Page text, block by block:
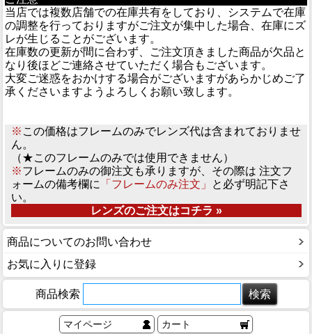
当店では複数店舗での在庫共有をしており、システムで在庫
の調整を行っておりますがご注文が集中した場合、在庫にズ
レが生じることがございます。
在庫数の更新が間に合わず、ご注文頂きました商品が欠品と
なり後ほどご連絡させていただく場合もございます。
大変ご迷惑をおかけする場合がございますがあらかじめご了
承くださいますようよろしくお願い致します。
※ この価格はフレームのみでレンズ代は含まれておりませ
ん。
（★このフレームのみでは使用できません）
※フレームのみの御注文も承りますが、その際は 注文フ
ォームの備考欄に
「フレームのみ注文」
と必ず明記下さ
い。
レンズのご注文はコチラ »
商品についてのお問い合わせ
お気に入りに登録
商品検索
マイページ カート